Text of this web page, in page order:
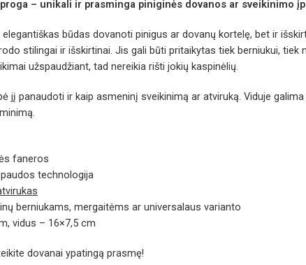
– unikali ir prasminga piniginės dovanos ar sveikinimo
būdas dovanoti pinigus ar dovanų kortelę, bet ir
stilingai ir išskirtinai. Jis gali būti pritaikytas tiek berniukui,
užspaudžiant, tad nereikia rišti jokių kaspinėlių.
jį panaudoti ir kaip asmeninį sveikinimą ar atviruką. Viduje
faneros
technologija
berniukams, mergaitėms ar universalaus varianto
vidus – 16×7,5 cm
dovanai ypatingą prasmę!